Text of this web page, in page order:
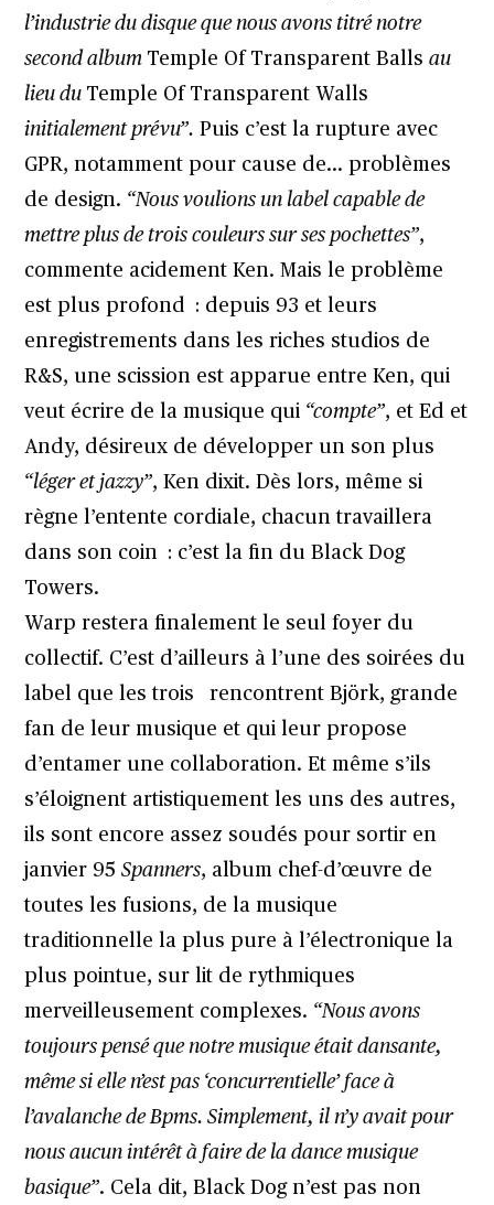
l’industrie du disque que nous avons titré notre
second album Temple Of Transparent Ballsau
lieu du Temple Of Transparent Walls
initialement prévu”. Puis c’est la rupture avec
GPR, notamment pour cause de… problèmes
de design. “Nous voulions un label capable de
mettre plus de trois couleurs sur ses pochettes”,
commente acidement Ken. Mais le problème
est plus profond : depuis 93 et leurs
enregistrements dans les riches studios de
R&S, une scission est apparue entre Ken, qui
veut écrire de la musique qui “compte”, et Ed et
Andy, désireux de développer un son plus
“léger et jazzy”, Ken dixit. Dès lors, même si
règne l’entente cordiale, chacun travaillera
dans son coin : c’est la fin du Black Dog
Towers.
Warp restera finalement le seul foyer du
collectif. C’est d’ailleurs à l’une des soirées du
label que les trois rencontrent Björk, grande
fan de leur musique et qui leur propose
d’entamer une collaboration. Et même s’ils
s’éloignent artistiquement les uns des autres,
ils sont encore assez soudés pour sortir en
janvier 95Spanners, album chef-d’œuvre de
toutes les fusions, de la musique
traditionnelle la plus pure à l’électronique la
plus pointue, sur lit de rythmiques
merveilleusement complexes. “Nous avons
toujours pensé que notre musique était dansante,
même si elle n’est pas ‘concurrentielle’ face à
l’avalanche de Bpms. Simplement, il n’y avait pour
nous aucun intérêt à faire de la dance musique
basique”. Cela dit, Black Dog n’est pas non